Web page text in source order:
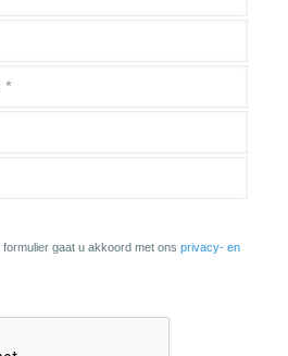
gaat u akkoord met ons privacy- en